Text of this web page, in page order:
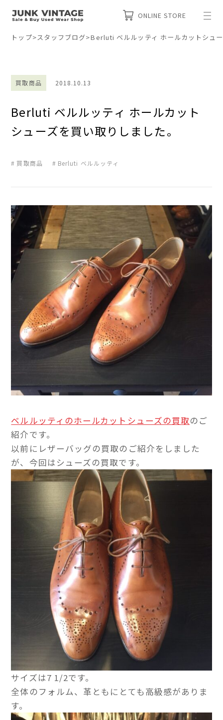
ONLINE STORE
トップ>スタッフブログ>Berluti ベルルッティ ホールカットシュ
買取商品 2018.10.13
Berluti ベルルッティ ホールカット
シューズを買い取りしました。
買取商品 Berluti ベルルッティ
ベルルッティのホールカットシューズの買取のご
紹介です。
以前にレザーバッグの買取のご紹介をしました
が、今回はシューズの買取です。
サイズは7 1/2です。
全体のフォルム、革ともにとても高級感がありま
す。